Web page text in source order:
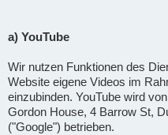
a) YouTube
Wir nutzen Funktionen des
Website eigene Videos im
einzubinden. YouTube wird
Gordon House, 4 Barrow St,
("Google") betrieben.